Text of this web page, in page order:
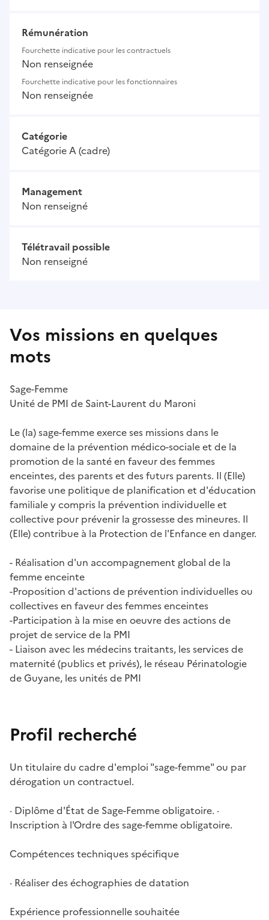
Rémunération
Fourchette indicative pour les contractuels
Non renseignée
Fourchette indicative pour les fonctionnaires
Non renseignée
Catégorie
Catégorie A (cadre)
Management
Non renseigné
Télétravail possible
Non renseigné
Vos missions en quelques
mots
Sage-Femme
Unité de PMI de Saint-Laurent du Maroni
Le (la) sage-femme exerce ses missions dans le
domaine de la prévention médico-sociale et de la
promotion de la santé en faveur des femmes
enceintes, des parents et des futurs parents. Il (Elle)
favorise une politique de planification et d'éducation
familiale y compris la prévention individuelle et
collective pour prévenir la grossesse des mineures. Il
(Elle) contribue à la Protection de l'Enfance en danger.
- Réalisation d'un accompagnement global de la
femme enceinte
-Proposition d'actions de prévention individuelles ou
collectives en faveur des femmes enceintes
-Participation à la mise en oeuvre des actions de
projet de service de la PMI
- Liaison avec les médecins traitants, les services de
maternité (publics et privés), le réseau Périnatologie
de Guyane, les unités de PMI
Profil recherché
Un titulaire du cadre d'emploi "sage-femme" ou par
dérogation un contractuel.
· Diplôme d'État de Sage-Femme obligatoire. ·
Inscription à l'Ordre des sage-femme obligatoire.
Compétences techniques spécifique
· Réaliser des échographies de datation
Expérience professionnelle souhaitée